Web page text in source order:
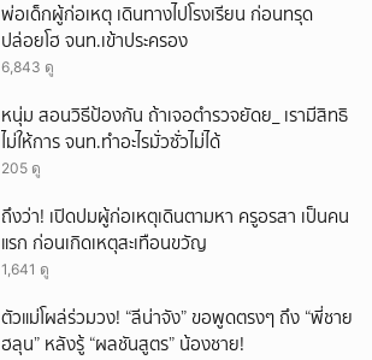
พ่อเด็กผู้ก่อเหตุ เดินทางไปโรงเรียน ก่อนทรุด
ปล่อยโฮ จนท.เข้าประครอง
6,843 ดู
หนุ่ม สอนวิธีป้องกัน ถ้าเจอตำรวจยัดย_ เรามีสิทธิ
ไม่ให้การ จนท.ทำอะไรมั่วซั่วไม่ได้
205 ดู
ถึงว่า! เปิดปมผู้ก่อเหตุเดินตามหา ครูอรสา เป็นคน
แรก ก่อนเกิดเหตุสะเทือนขวัญ
1,641 ดู
ตัวแม่โผล่ร่วมวง! “ลีน่าจัง” ขอพูดตรงๆ ถึง “พี่ชาย
ฮลุน” หลังรู้ “ผลชันสูตร” น้องชาย!